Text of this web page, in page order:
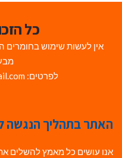
כל
אין לעשות שימוש
לפרטים: Avihai.ZoomAt@gmail.com
האתר בתהליך הנגשה
אנו עושים כל מאמץ להשלים